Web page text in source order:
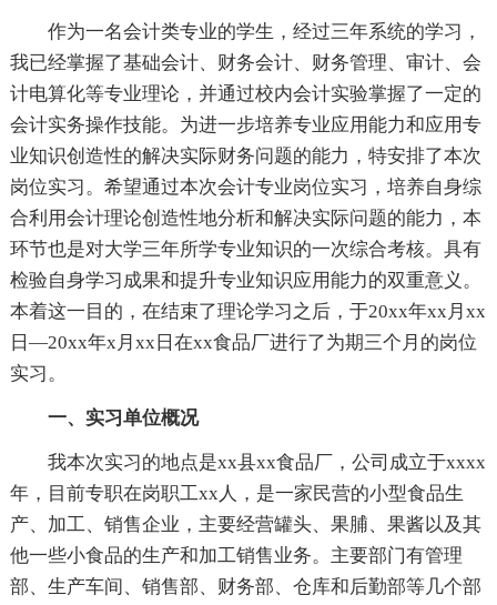
作为一名会计类专业的学生，经过三年系统的学习，
我已经掌握了基础会计、财务会计、财务管理、审计、会
计电算化等专业理论，并通过校内会计实验掌握了一定的
会计实务操作技能。为进一步培养专业应用能力和应用专
业知识创造性的解决实际财务问题的能力，特安排了本次
岗位实习。希望通过本次会计专业岗位实习，培养自身综
合利用会计理论创造性地分析和解决实际问题的能力，本
环节也是对大学三年所学专业知识的一次综合考核。具有
检验自身学习成果和提升专业知识应用能力的双重意义。
本着这一目的，在结束了理论学习之后，于20xx年xx月xx
日—20xx年x月xx日在xx食品厂进行了为期三个月的岗位
实习。
一、实习单位概况
我本次实习的地点是xx县xx食品厂，公司成立于xxxx
年，目前专职在岗职工xx人，是一家民营的小型食品生
产、加工、销售企业，主要经营罐头、果脯、果酱以及其
他一些小食品的生产和加工销售业务。主要部门有管理
部、生产车间、销售部、财务部、仓库和后勤部等几个部